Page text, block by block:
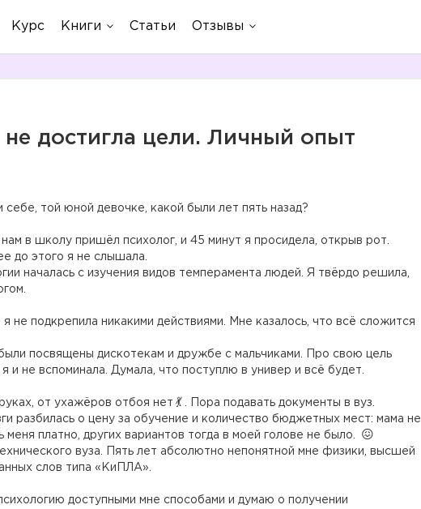
Курс Книги Статьи Отзывы
не достигла цели. Личный опыт
себе, той юной девочке, какой были лет пять назад?
в школу пришёл психолог, и 45 минут я просидела, открыв рот.
до этого я не слышала.
началась с изучения видов темперамента людей. Я твёрдо решила,
не подкрепила никакими действиями. Мне казалось, что всё сложится
посвящены дискотекам и дружбе с мальчиками. Про свою цель
я и не вспоминала. Думала, что поступлю в универ и всё будет.
от ухажёров отбоя нет
. Пора подавать документы в вуз.
разбилась о цену за обучение и количество бюджетных мест: мама не
меня платно, других вариантов тогда в моей голове не было.
вуза. Пять лет абсолютно непонятной мне физики, высшей
слов типа «КиПЛА».
доступными мне способами и думаю о получении